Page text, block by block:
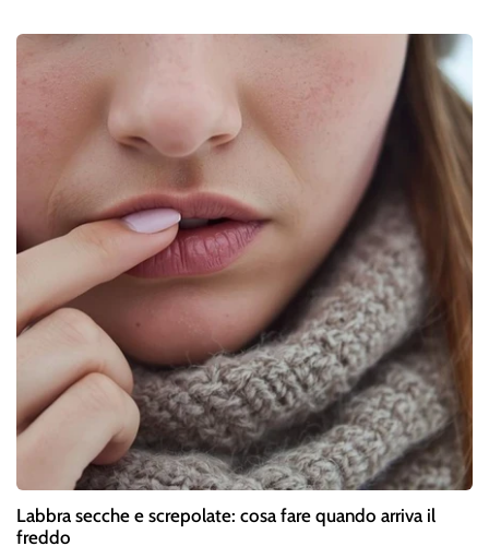
Labbra secche e screpolate: cosa fare quando arriva il
freddo